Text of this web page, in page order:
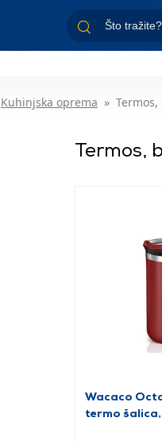
Kuhinjska oprema Termos,
Termos,
Wacaco
termo